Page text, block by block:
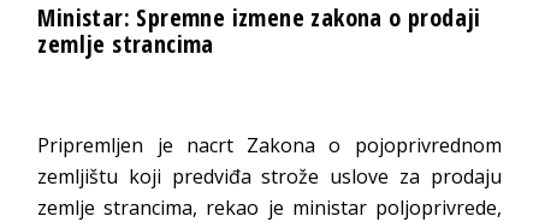
Ministar: Spremne izmene zakona o prodaji
zemlje strancima
Pripremljen je nacrt Zakona o pojoprivrednom
zemljištu koji predviđa strože uslove za prodaju
zemlje strancima, rekao je ministar poljoprivrede,